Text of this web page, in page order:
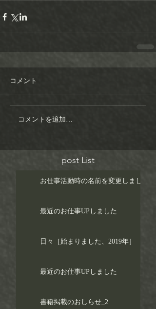
コメント
コメントを追加…
post List
お仕事活動時の名前を変更しました！
最近のお仕事UPしました
日々［始まりました、2019年］
最近のお仕事UPしました
書籍掲載のおしらせ_2